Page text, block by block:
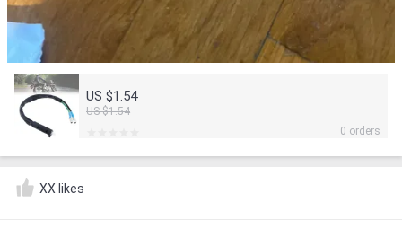
US $1.54
US $1.54
0 orders
XX likes